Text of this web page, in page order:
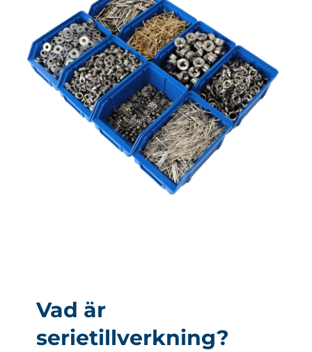
Vad är
serietillverkning?